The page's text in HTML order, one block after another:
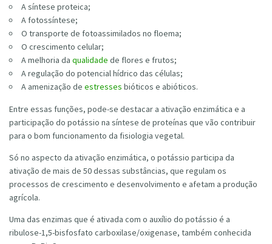
A síntese proteica;
A fotossíntese;
O transporte de fotoassimilados no floema;
O crescimento celular;
A melhoria da qualidade de flores e frutos;
A regulação do potencial hídrico das células;
A amenização de estresses bióticos e abióticos.
Entre essas funções, pode-se destacar a ativação enzimática e a
participação do potássio na síntese de proteínas que vão contribuir
para o bom funcionamento da fisiologia vegetal.
Só no aspecto da ativação enzimática, o potássio participa da
ativação de mais de 50 dessas substâncias, que regulam os
processos de crescimento e desenvolvimento e afetam a produção
agrícola.
Uma das enzimas que é ativada com o auxílio do potássio é a
ribulose-1,5-bisfosfato carboxilase/oxigenase, também conhecida